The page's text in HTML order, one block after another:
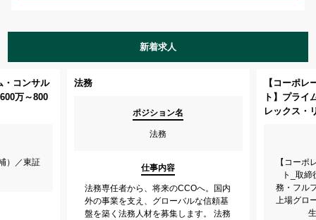
新着求人
・コンサル
万～800
）／東証
法務
ポジション名
法務
仕事内容
法務専任者から、将来のCCOへ。国内
外の事業を支え、グローバルな信頼基
盤を築く法務人材を募集します。 法務
【コーポレ
ト】プライ
レックス・
【コーポ
ト_取
務・フル
上場グロ